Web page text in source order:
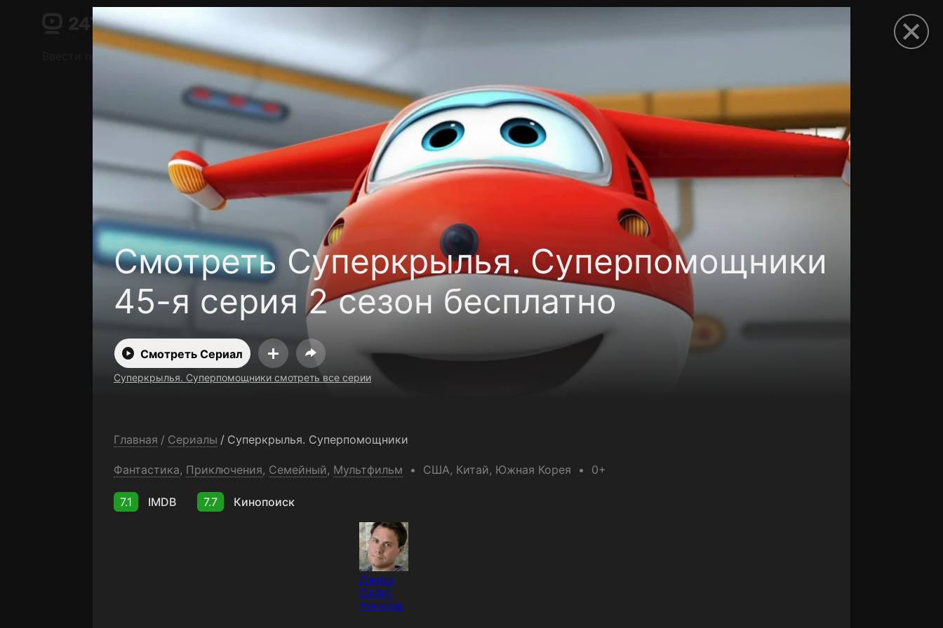
Смотреть Суперкрылья. Суперпомощники
45-я серия 2 сезон бесплатно
Смотреть Сериал
Суперкрылья. Суперпомощники смотреть все серии
Главная / Сериалы / Суперкрылья. Суперпомощники
Фантастика, Приключения, Семейный, Мультфильм США, Китай, Южная Корея 0+
7.1 IMDB 7.7 Кинопоиск
Джош
Селиг
Режиссёр
Поддержка:support@24h.tv
О сервисе
Пользовательское соглашение
Ввести промокод
Установить на ТВ Бесплатные каналы